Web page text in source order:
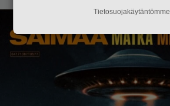
Tietosuojakäytäntömme